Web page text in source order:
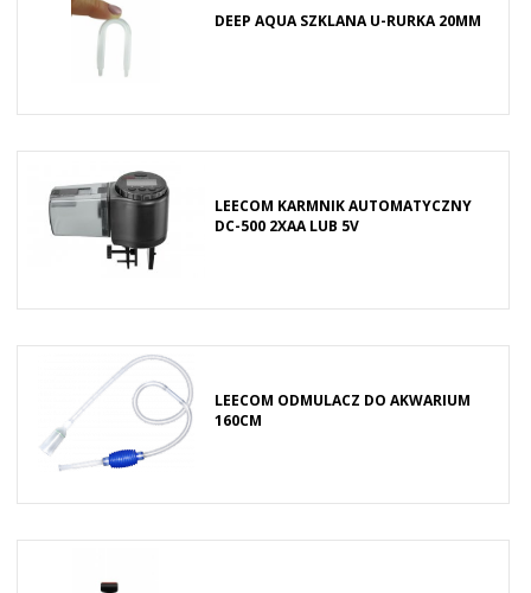
DEEP AQUA SZKLANA U-RURKA 20MM
LEECOM KARMNIK AUTOMATYCZNY
DC-500 2XAA LUB 5V
LEECOM ODMULACZ DO AKWARIUM
160CM